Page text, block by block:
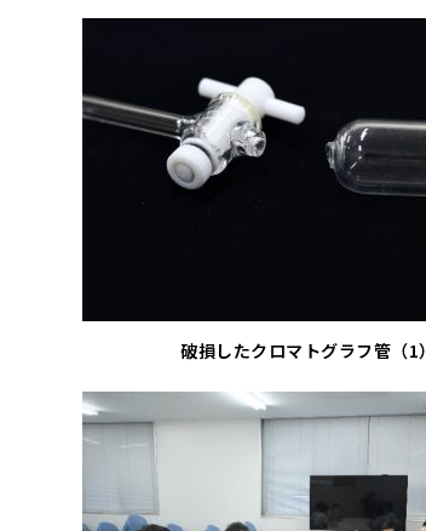
破損したクロマトグラフ管（1）